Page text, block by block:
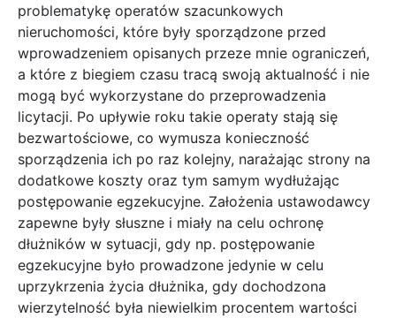
problematykę operatów szacunkowych
nieruchomości, które były sporządzone przed
wprowadzeniem opisanych przeze mnie ograniczeń,
a które z biegiem czasu tracą swoją aktualność i nie
mogą być wykorzystane do przeprowadzenia
licytacji. Po upływie roku takie operaty stają się
bezwartościowe, co wymusza konieczność
sporządzenia ich po raz kolejny, narażając strony na
dodatkowe koszty oraz tym samym wydłużając
postępowanie egzekucyjne. Założenia ustawodawcy
zapewne były słuszne i miały na celu ochronę
dłużników w sytuacji, gdy np. postępowanie
egzekucyjne było prowadzone jedynie w celu
uprzykrzenia życia dłużnika, gdy dochodzona
wierzytelność była niewielkim procentem wartości